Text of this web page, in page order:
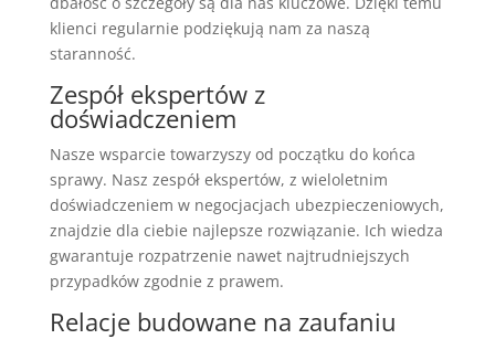
klienci regularnie podziękują nam za naszą
staranność.
Zespół ekspertów z
doświadczeniem
Nasze wsparcie towarzyszy od początku do końca
sprawy. Nasz zespół ekspertów, z wieloletnim
doświadczeniem w negocjacjach ubezpieczeniowych,
znajdzie dla ciebie najlepsze rozwiązanie. Ich wiedza
gwarantuje rozpatrzenie nawet najtrudniejszych
przypadków zgodnie z prawem.
Relacje budowane na zaufaniu